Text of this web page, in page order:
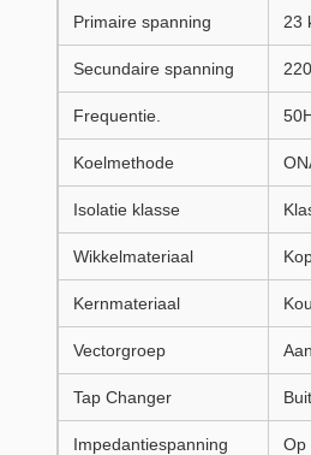
Primaire spanning 23
Secundaire spanning
Frequentie.
Koelmethode
Isolatie klasse
Wikkelmateriaal
Kernmateriaal
Vectorgroep
Tap Changer
Impedantiespanning Op